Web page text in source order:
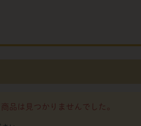
品は見つかりませんでした。